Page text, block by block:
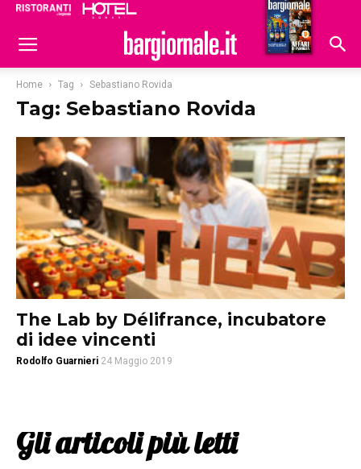
Hoteldomani
Home Tag Sebastiano Rovida
Tag: Sebastiano Rovida
The Lab by Délifrance, incubatore
di idee vincenti
Rodolfo Guarnieri 24 Maggio 2019
Gli articoli più letti